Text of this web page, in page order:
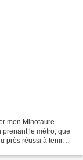
mon Minotaure
le métro, que
près réussi à tenir